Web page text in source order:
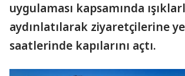
uygulaması kapsamında
aydınlatılarak ziyaretçilerine
saatlerinde kapılarını açtı.